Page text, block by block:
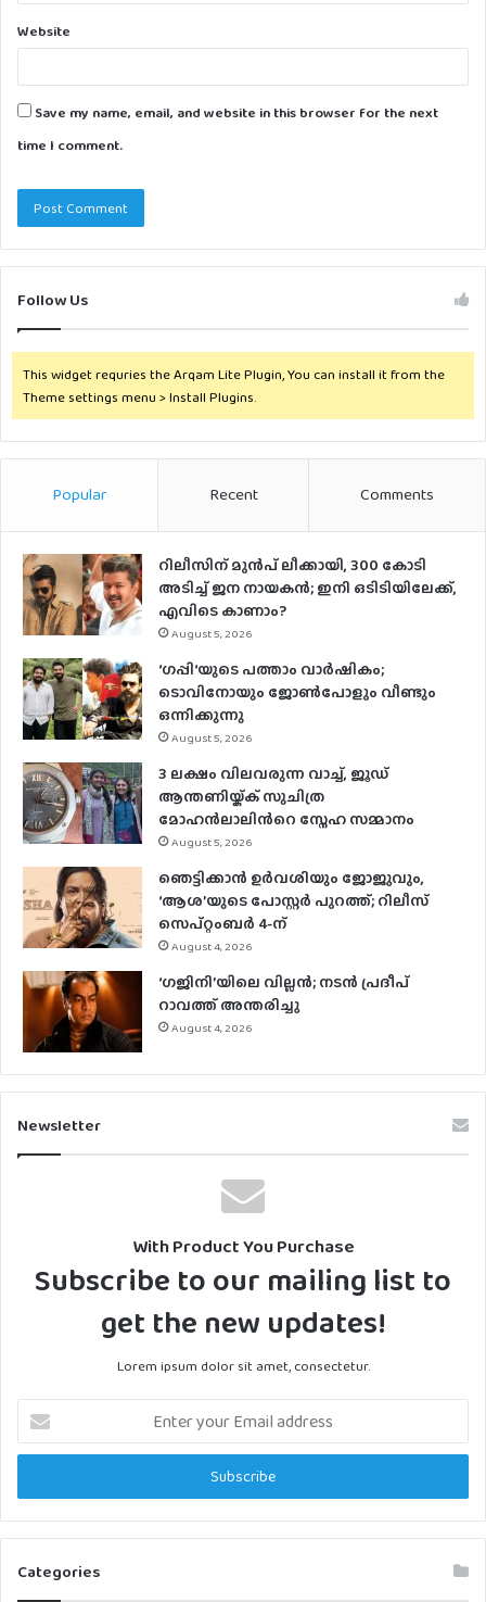
Website
Save my name, email, and website in this browser for the next
time I comment.
Follow Us
This widget requries the Arqam Lite Plugin, You can install it from the
Theme settings menu > Install Plugins.
Popular Recent Comments
റിലീസിന് മുൻപ് ലീക്കായി, 300 കോടി
അടിച്ച് ജന നായകൻ; ഇനി ഒടിടിയിലേക്ക്,
എവിടെ കാണാം?
August 5, 2026
‘ഗപ്പി‘യുടെ പത്താം വാർഷികം;
ടൊവിനോയും ജോൺപോളും വീണ്ടും
ഒന്നിക്കുന്നു
August 5, 2026
3 ലക്ഷം വിലവരുന്ന വാച്ച്, ജൂഡ്
ആന്തണിയ്ക്ക് സുചിത്ര
മോഹൻലാലിൻറെ സ്നേഹ സമ്മാനം
August 5, 2026
ഞെട്ടിക്കാൻ ഉർവശിയും ജോജുവും,
‘ആശ’യുടെ പോസ്റ്റർ പുറത്ത്; റിലീസ്
സെപ്റ്റംബർ 4-ന്
August 4, 2026
‘ഗജിനി’യിലെ വില്ലൻ; നടൻ പ്രദീപ്
റാവത്ത് അന്തരിച്ചു
August 4, 2026
Newsletter
With Product You Purchase
Subscribe to our mailing list to
get the new updates!
Lorem ipsum dolor sit amet, consectetur.
Enter
your
Email
Categories